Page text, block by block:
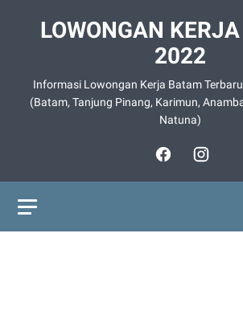
LOWONGAN
2022
Informasi Lowongan Kerja Batam
(Batam, Tanjung Pinang, Karimun,
Natuna)